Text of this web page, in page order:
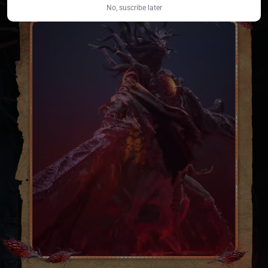
No, suscribe later